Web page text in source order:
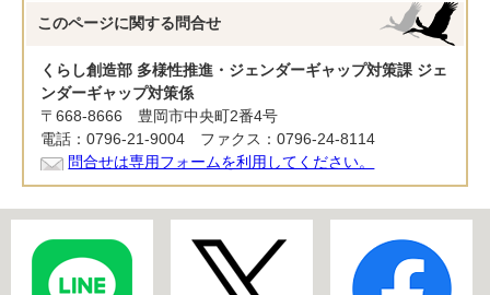
このページに関する 問合せ
くらし創造部 多様性推進・ジェンダーギャップ対策課 ジェ
ンダーギャップ対策係
〒668-8666 豊岡市中央町2番4号
電話：0796-21-9004 ファクス：0796-24-8114
問合せは専用フォームを利用してください。